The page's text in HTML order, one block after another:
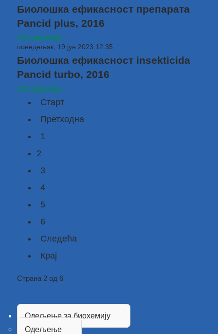
Биолошка ефикасност препарата
Pancid plus, 2016
Опширније...
понедељак, 19 јун 2023 12:35
Биолошка ефикасност insekticida
Pancid turbo, 2016
Опширније...
Старт
Претходна
1
2
3
4
5
6
Следећа
Крај
Страна 2 од 6
Одељење за биохемију
Одељење